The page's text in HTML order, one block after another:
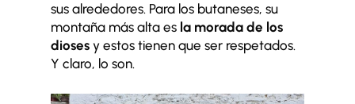
sus alrededores. Para los butaneses, su
montaña más alta es la morada de los
dioses y estos tienen que ser respetados.
Y claro, lo son.